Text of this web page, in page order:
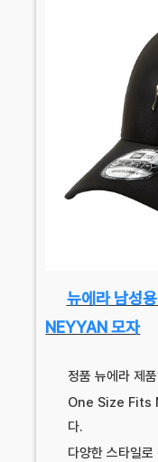
뉴에라 남성
NEYYAN 모자
정품 뉴에라 제
One Size Fits
다.
다양한 스타일